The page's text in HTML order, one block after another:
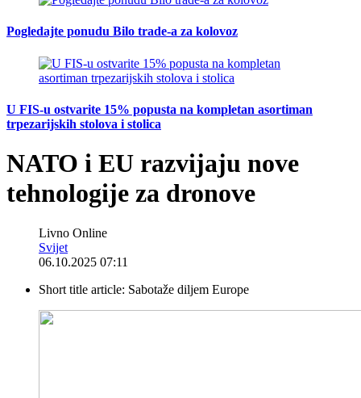
Pogledajte ponudu Bilo trade-a za kolovoz
U FIS-u ostvarite 15% popusta na kompletan asortiman
trpezarijskih stolova i stolica
NATO i EU razvijaju nove
tehnologije za dronove
Livno Online
Svijet
06.10.2025 07:11
Short title article: Sabotaže diljem Europe